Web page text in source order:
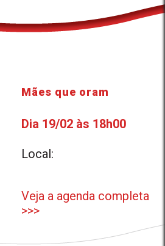
Mães que oram
Dia 19/02 às 18h00
Local:
Veja a agenda completa
>>>